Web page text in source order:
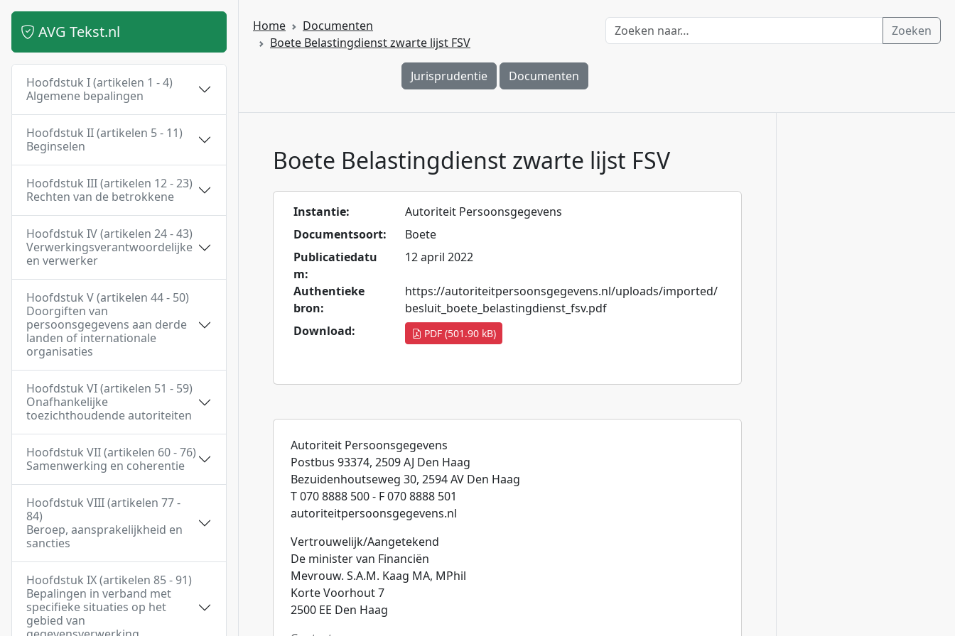
AVG Tekst.nl
Hoofdstuk I (artikelen 1 - 4)
Algemene bepalingen
Hoofdstuk II (artikelen 5 - 11)
Beginselen
Hoofdstuk III (artikelen 12 - 23)
Rechten van de betrokkene
Hoofdstuk IV (artikelen 24 - 43)
Verwerkingsverantwoordelijke
en verwerker
Hoofdstuk V (artikelen 44 - 50)
Doorgiften van
persoonsgegevens aan derde
landen of internationale
organisaties
Hoofdstuk VI (artikelen 51 - 59)
Onafhankelijke
toezichthoudende autoriteiten
Hoofdstuk VII (artikelen 60 - 76)
Samenwerking en coherentie
Hoofdstuk VIII (artikelen 77 -
84)
Beroep, aansprakelijkheid en
sancties
Hoofdstuk IX (artikelen 85 - 91)
Bepalingen in verband met
specifieke situaties op het
gebied van
Home
Documenten
Boete Belastingdienst zwarte lijst FSV
Jurisprudentie Documenten
Zoeken
Boete Belastingdienst zwarte lijst FSV
Instantie:
Autoriteit Persoonsgegevens
Documentsoort:
Boete
Publicatiedatu
m:
12 april 2022
Authentieke
bron:
https://autoriteitpersoonsgegevens.nl/uploads/imported/
besluit_boete_belastingdienst_fsv.pdf
Download:
PDF (501.90 kB)
Autoriteit Persoonsgegevens
Postbus 93374, 2509 AJ Den Haag
Bezuidenhoutseweg 30, 2594 AV Den Haag
T 070 8888 500 - F 070 8888 501
autoriteitpersoonsgegevens.nl
Vertrouwelijk/Aangetekend
De minister van Financiën
Mevrouw. S.A.M. Kaag MA, MPhil
Korte Voorhout 7
2500 EE Den Haag